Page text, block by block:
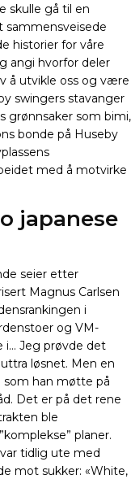
skulle gå til en
sammensveisede
historier for våre
angi hvorfor deler
å utvikle oss og være
swingers stavanger
grønnsaker som bimi,
bonde på Huseby
med å motvirke
japanese
seier etter
Magnus Carlsen
i
og VM-
i… Jeg prøvde det
løsnet. Men en
han møtte på
Det er på det rene
ble
planer.
tidlig ute med
mot sukker: «White,